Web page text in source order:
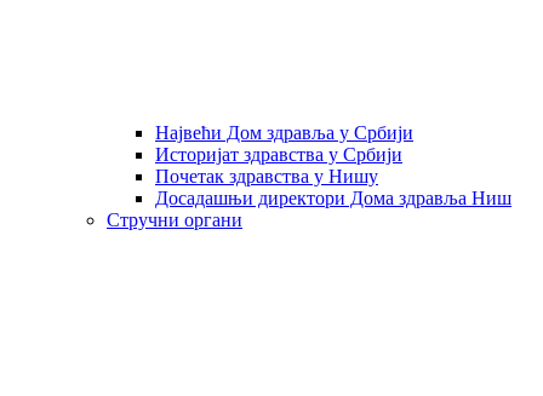
Највећи Дом здравља у Србији
Историјат здравства у Србији
Почетак здравства у Нишу
Досадашњи директори Дома здравља Ниш
Стручни органи